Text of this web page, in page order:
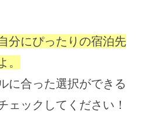
分にぴったりの宿泊先
に合った選択ができる
ェックしてください！